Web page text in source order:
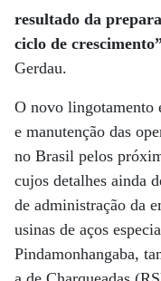
resultado da
ciclo de
Gerdau.
O novo lingotamento
e manutenção das
no Brasil pelos
cujos detalhes ainda
de administração da
usinas de aços
Pindamonhangaba,